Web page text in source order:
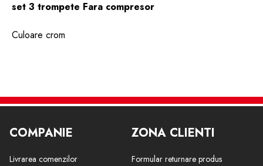
set 3 trompete Fara compresor
Culoare crom
COMPANIE
Livrarea comenzilor
ZONA CLIENTI
Formular returnare produs